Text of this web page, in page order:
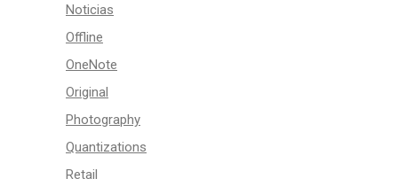
Noticias
Offline
OneNote
Original
Photography
Quantizations
Retail